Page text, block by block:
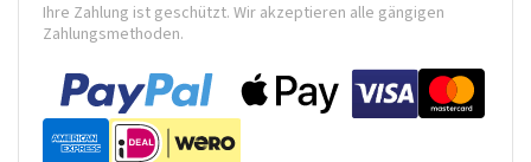
Ihre Zahlung ist geschützt. Wir akzeptieren alle gängigen
Zahlungsmethoden.